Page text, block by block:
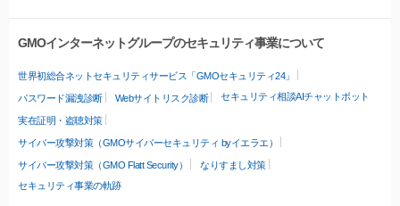
GMOインターネットグループのセキュリティ事業について
世界初総合ネットセキュリティサービス「GMOセキュリティ24」
パスワード漏洩診断 Webサイトリスク診断 セキュリティ相談AIチャットボット
実在証明・盗聴対策
サイバー攻撃対策（GMOサイバーセキュリティ byイエラエ）
サイバー攻撃対策（GMO Flatt Security）
なりすまし対策
セキュリティ事業の軌跡